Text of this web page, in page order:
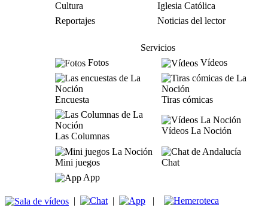
Cultura
Iglesia Católica
Reportajes
Noticias del lector
Servicios
Fotos
Vídeos
Encuesta Tiras cómicas
Las Columnas
Vídeos La Noción
Mini juegos
Chat
App
| | |